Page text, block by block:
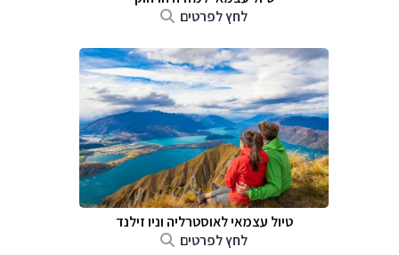
לחץ לפרטים
טיול עצמאי לאוסטרליה וניו זילנד
לחץ לפרטים